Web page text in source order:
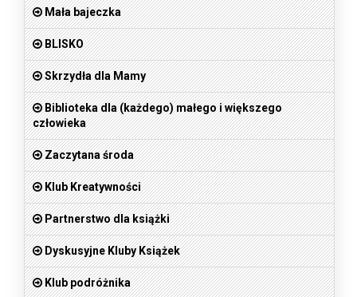
Mała bajeczka
BLISKO
Skrzydła dla Mamy
Biblioteka dla (każdego) małego i większego
człowieka
Zaczytana środa
Klub Kreatywności
Partnerstwo dla książki
Dyskusyjne Kluby Książek
Klub podróżnika